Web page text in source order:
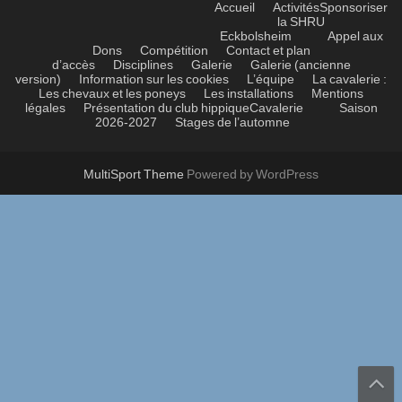
Accueil ActivitésSponsoriser
la SHRU
Eckbolsheim
Appel aux
Dons
Compétition
Contact et plan
d’accès
Disciplines Galerie
Galerie (ancienne
version)
Information sur les cookies L’équipe
La cavalerie :
Les chevaux et les poneys
Les installations
Mentions
légales
Présentation du club hippiqueCavalerie
Saison
2026-2027
Stages de l’automne
MultiSport Theme Powered by WordPress